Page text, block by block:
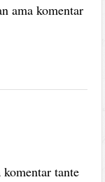
ama komentar
tante